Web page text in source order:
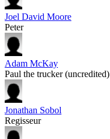
Joel David Moore
Peter
Adam McKay
Paul the trucker (uncredited)
Jonathan Sobol
Regisseur